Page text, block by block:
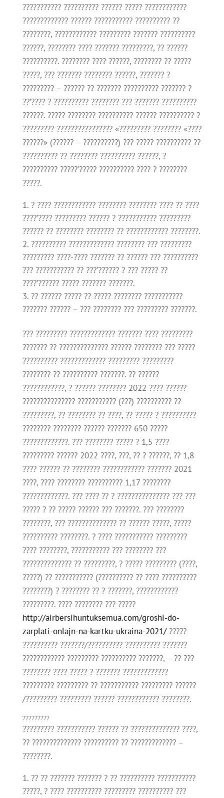
??????????? ?????????? ?????? ????? ????????????
????????????? ?????? ??????????? ?????????? ??
????????, ???????????? ????????? ??????? ??????????
??????, ???????? ???? ??????? ?????????, ?? ??????
??????????. ???????? ???? ??????, ???????? ?? ?????
?????, ??? ??????? ???????? ??????, ??????? ?
????????? – ?????? ?? ??????? ?????????? ??????? ?
??’???? ? ?????????? ???????? ??? ??????? ??????????
??????. ????? ???????? ?????????? ?????? ?????????? ?
????????? ???????????????? «????????? ???????? «????
??????» (?????? – ??????????) ??? ????? ?????????? ??
?????????? ?? ???????? ?????????? ??????, ?
?????????? ?????’????? ?????????? ???? ? ????????
?????.
? ???? ???????????? ???????? ???????? ???? ?? ????
????’???? ????????? ?????? ? ??????????? ?????????
?????? ?? ???????? ???????? ?? ???????????? ????????.
?????????? ????????????? ???????? ??? ?????????
????????? ????-???? ??????? ?? ?????? ??? ??????????
??? ??????????? ?? ???’?????? ? ??? ????? ??
????’?????? ????? ??????? ???????.
?? ?????? ????? ?? ????? ???????? ???????????
??????? ?????? – ??? ???????? ??? ????????? ???????.
??? ????????? ????????????? ??????? ???? ?????????
??????? ?? ?????????????? ?????? ???????? ??? ?????
?????????? ????????????? ????????? ?????????
???????? ?? ?????????? ???????. ?? ??????
????????????, ? ?????? ???????? 2022 ???? ??????
??????????????? ??????????? (???) ?????????? ??
?????????, ?? ???????? ?? ????, ?? ????? ? ??????????
???????? ???????? ?????? ??????? 650 ?????
?????????????. ??? ???????? ????? ? 1,5 ????
????????? ?????? 2022 ????, ???, ?? ? ??????, ?? 1,8
???? ?????? ?? ???????? ???????????? ??????? 2021
????, ???? ???????? ?????????? 1,17 ????????
?????????????. ??? ???? ?? ? ??????????????? ??? ???
????? ? ?? ????? ?????? ??? ???????. ??? ????????
????????, ??? ?????????????? ?? ?????? ?????, ?????
?????????? ????????. ? ???? ??????????? ?????????
???? ????????, ??????????? ??? ???????? ???
?????????????? ?? ?????????, ? ????? ????????? (????,
?????) ?? ??????????? (?????????? ?? ???? ??????????
????????) ? ???????? ?? ? ???????, ????????????
?????????. ???? ???????? ??? ?????
http://airbersihuntuksemua.com/groshi-do-
zarplati-onlajn-na-kartku-ukraina-2021/?????
?????????? ???????/?????????? ?????????? ???????
???????????? ????????? ?????????? ???????, – ?? ???
???????? ???? ????? ? ??????? ?????????????
????????? ????????? ?? ??????????? ????????? ??????
/????????? ????????? ?????? ???????????? ????????.
?????????
????????? ??????????? ?????? ?? ?????????????? ????,
?? ?????????????? ?????????? ?? ????????????? –
????????.
?? ?? ??????? ??????? ? ?? ?????????? ???????????
?????, ? ???? ?????????? ????????? ?????????? ???